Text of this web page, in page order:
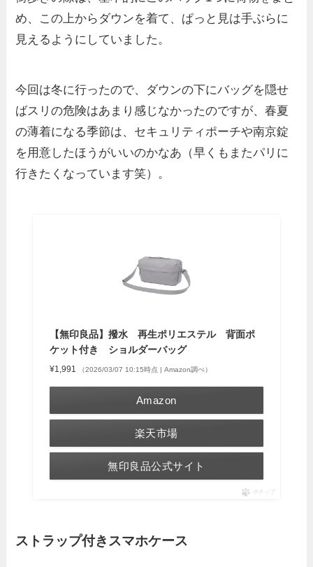
め、この上からダウンを着て、ぱっと見は手ぶらに
見えるようにしていました。
今回は冬に行ったので、ダウンの下にバッグを隠せ
ばスリの危険はあまり感じなかったのですが、春夏
の薄着になる季節は、セキュリティポーチや南京錠
を用意したほうがいいのかなあ（早くもまたパリに
行きたくなっています笑）。
【無印良品】撥水 再生ポリエステル 背面ポ
ケット付き ショルダーバッグ
¥1,991 （2026/03/07 10:15時点 | Amazon調べ）
Amazon
楽天市場
無印良品公式サイト
ポチップ
ストラップ付きスマホケース